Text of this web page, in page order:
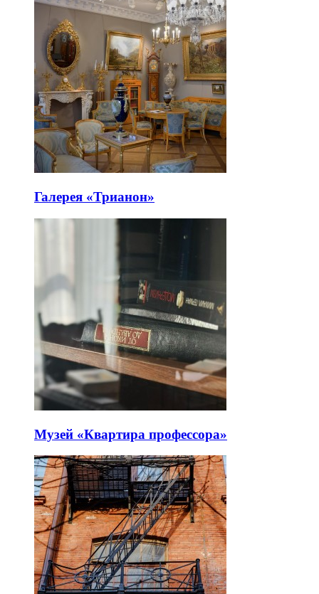
Галерея «Трианон»
Музей «Квартира профессора»